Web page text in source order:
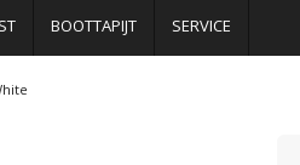
BOOTTAPIJT SERVICE